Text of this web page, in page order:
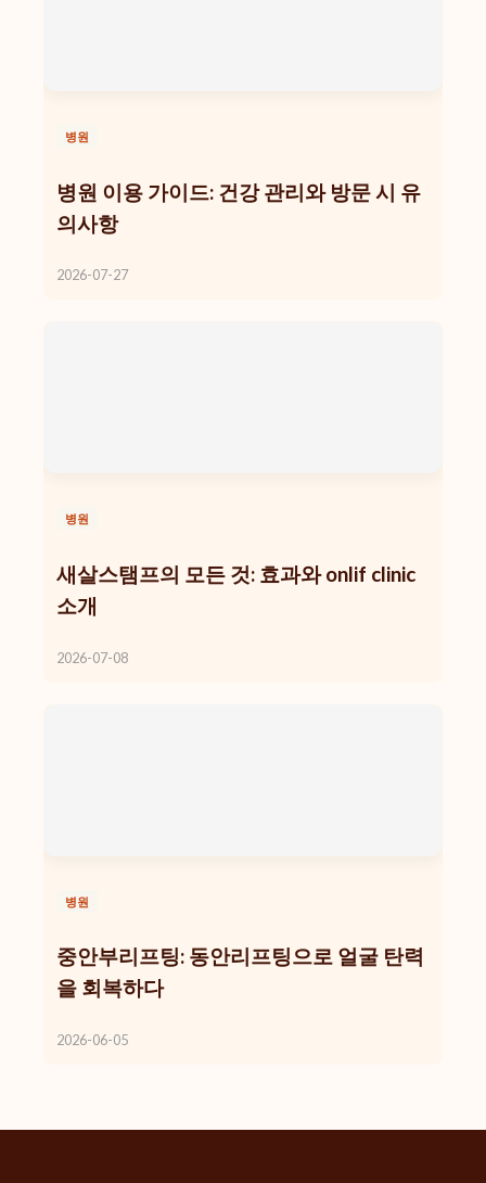
병원
병원 이용 가이드: 건강 관리와 방문 시 유
의사항
2026-07-27
병원
새살스탬프의 모든 것: 효과와 onlif clinic
소개
2026-07-08
병원
중안부리프팅: 동안리프팅으로 얼굴 탄력
을 회복하다
2026-06-05